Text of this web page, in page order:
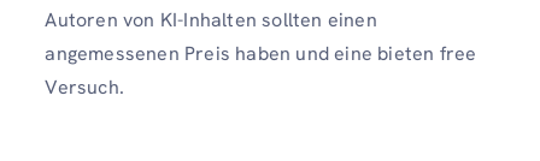
Autoren von KI-Inhalten sollten einen
angemessenen Preis haben und eine bieten free
Versuch.